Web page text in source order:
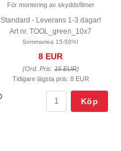
För montering av skyddsfilmer
Standard - Leverans 1-3 dagar!
Art nr. TOOL_green_10x7
Sommarrea 15-50%!
8 EUR
(Ord. Pris:15 EUR)
Tidigare lägsta pris: 8 EUR
Köp